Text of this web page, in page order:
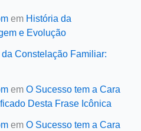
em História da
e Evolução
da Constelação Familiar:
em O Sucesso tem a Cara
Desta Frase Icônica
em O Sucesso tem a Cara